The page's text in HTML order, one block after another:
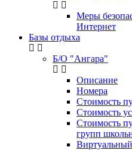
Меры
Интернет
Базы отдыха
Б/О "Ангара"
Описание
Номера
Стоимость
Стоимость
Стоимость
групп